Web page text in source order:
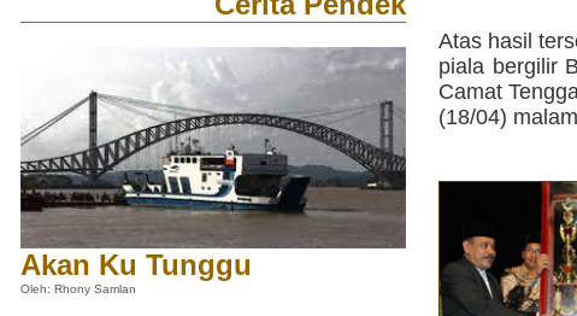
Akan Ku Tunggu
Oleh: Rhony Samlan
Atas hasil
piala bergilir
Camat
(18/04)